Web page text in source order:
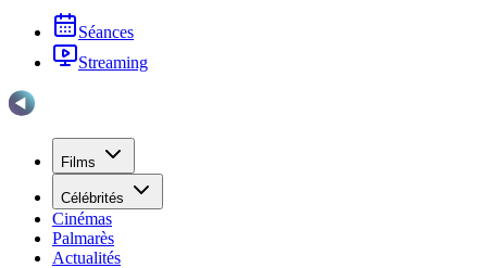
Séances
Streaming
Films
Célébrités
Cinémas
Palmarès
Actualités